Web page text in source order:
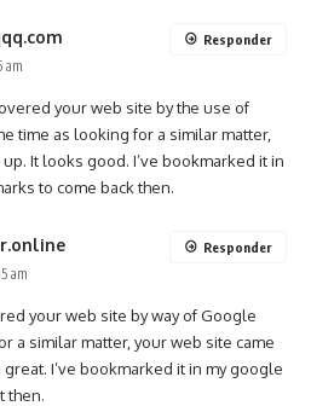
am
your web site by the use of
time as looking for a similar matter,
It looks good. I’ve bookmarked it in
to come back then.
Responder
am
your web site by way of Google
a similar matter, your web site came
I’ve bookmarked it in my google
then.
Responder